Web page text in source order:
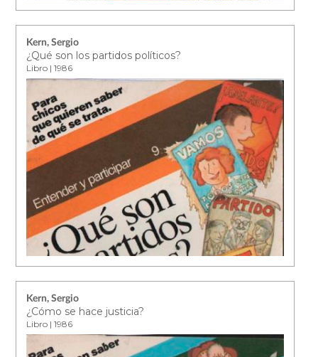
Kern, Sergio
¿Qué son los partidos políticos?
Libro | 1986
Kern, Sergio
¿Cómo se hace justicia?
Libro | 1986